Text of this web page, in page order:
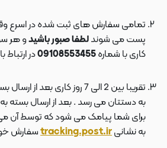
تمامی سفارش های ثبت شده در اسرع
پست می شوندلطفا صبور باشیدو هر
کاری با شماره
در ارتباط
تقریبا بین 2 الی 7 روز کاری
به دستتان می رسد . بعد از ارسال
برای شما پیامک می شود که توسط آن
به نشانیtracking.post.irسفارش